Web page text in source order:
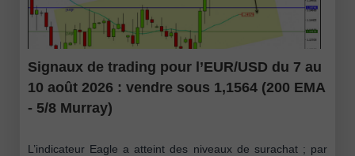
Signaux de trading pour l’EUR/USD du 7 au
10 août 2026 : vendre sous 1,1564 (200 EMA
- 5/8 Murray)
L’indicateur Eagle a atteint des niveaux de surachat ; par